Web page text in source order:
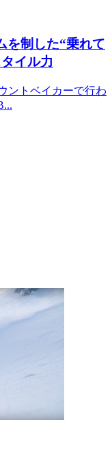
を制した“乗れて
イル力
ントベイカーで行わ